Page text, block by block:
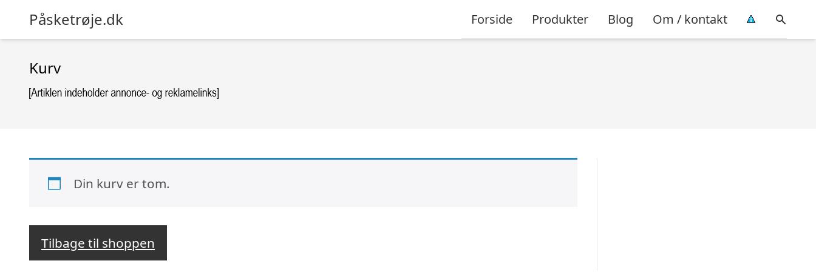
Påsketrøje.dk Forside Produkter Blog Om / kontakt
Kurv
Din kurv er tom.
Tilbage til shoppen